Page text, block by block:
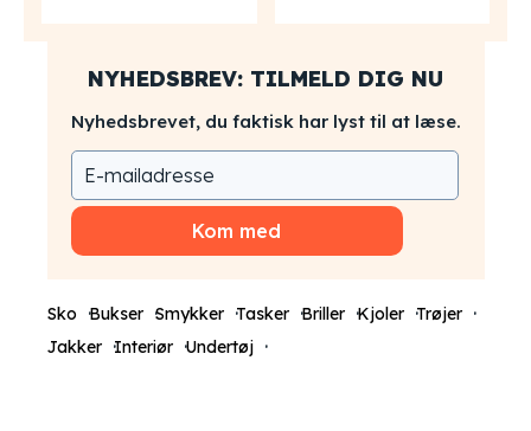
NYHEDSBREV: TILMELD DIG NU
Nyhedsbrevet, du faktisk har lyst til at læse.
Kom med
Sko Bukser Smykker Tasker Briller Kjoler Trøjer
Jakker Interiør Undertøj